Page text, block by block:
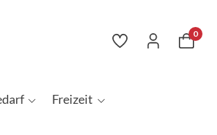
0
Freizeit